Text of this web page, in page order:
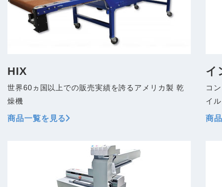
HIX
世界60ヵ国以上での販売実績を誇るアメリカ製 乾
燥機
商品一覧を見る
イ
コ
イ
商